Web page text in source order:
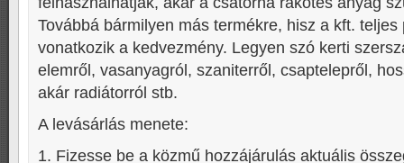
Továbbá bármilyen más termékre, hisz a kft. teljes
vonatkozik a kedvezmény. Legyen szó kerti
elemről, vasanyagról, szaniterről, csaptelepről,
akár radiátorról stb.
A levásárlás menete:
1. Fizesse be a közmű hozzájárulás aktuális